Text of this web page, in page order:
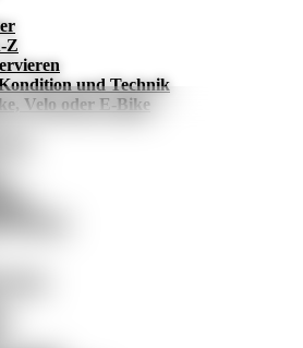
Z
und Technik
Velo oder E-Bike